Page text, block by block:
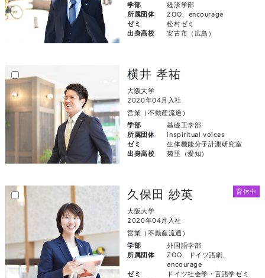
学部
経済学部
所属団体
ZOO、encourage
ゼミ
松村ゼミ
出身高校
安古市（広島）
横井 孝祐
大阪大学
2020年04月入社
営業（不動産流通）
学部
基礎工学部
所属団体
inspiritual voices
ゼミ
生体機能分子計測研究室
出身高校
菊里（愛知）
育休中
久保田 紗英
大阪大学
2020年04月入社
営業（不動産流通）
学部
外国語学部
所属団体
ZOO、ドイツ語劇、
encourage
ゼミ
ドイツ社会学・言語学ゼミ